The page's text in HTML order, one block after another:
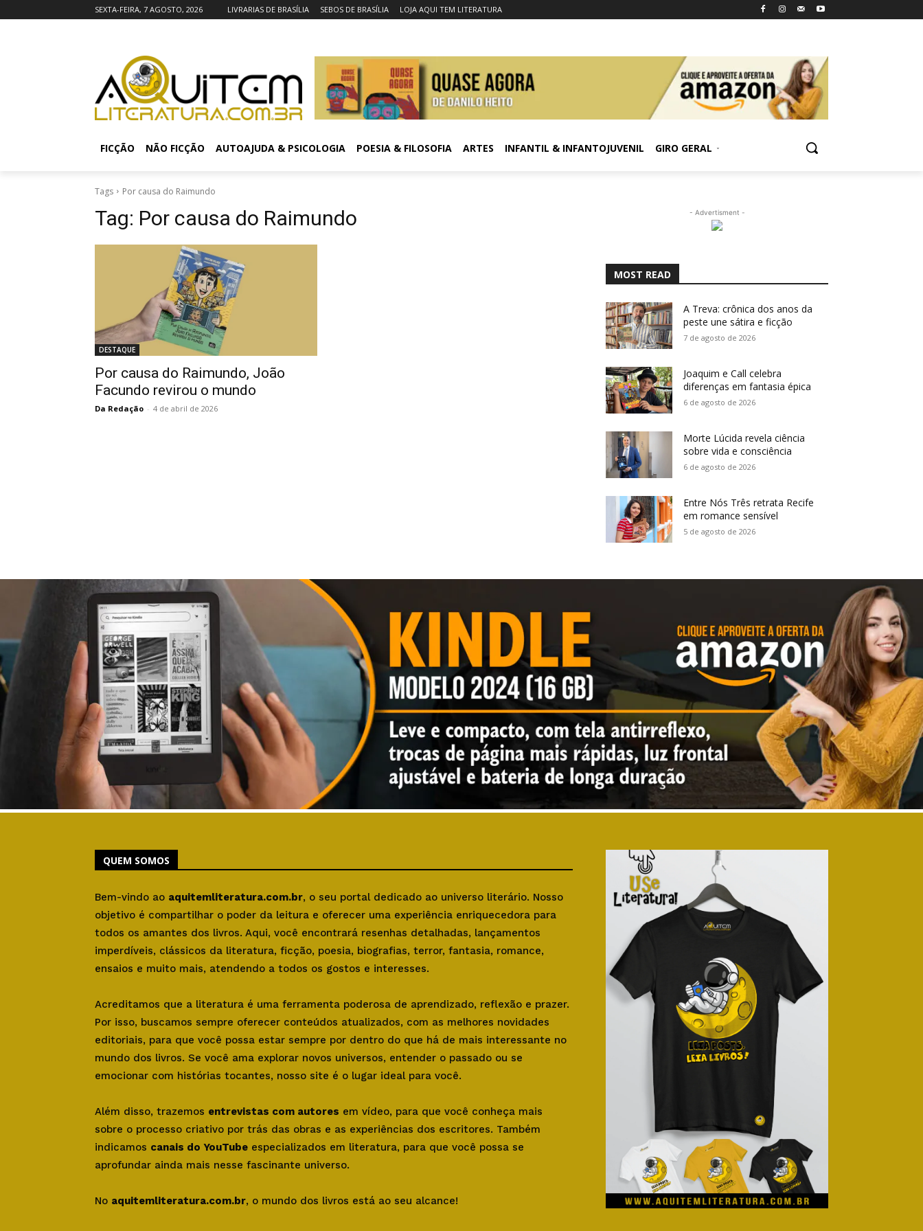
SEXTA-FEIRA, 7 AGOSTO, 2026 LIVRARIAS DE BRASÍLIA SEBOS DE BRASÍLIA LOJA AQUI TEM LITERATURA
FICÇÃO NÃO FICÇÃO AUTOAJUDA & PSICOLOGIA POESIA & FILOSOFIA ARTES INFANTIL & INFANTOJUVENIL GIRO GERAL
Tags Por causa do Raimundo
Tag: Por causa do Raimundo
DESTAQUE
Por causa do Raimundo, João
Facundo revirou o mundo
Da Redação - 4 de abril de 2026
- Advertisment -
MOST READ
A Treva: crônica dos anos da
peste une sátira e ficção
7 de agosto de 2026
Joaquim e Call celebra
diferenças em fantasia épica
6 de agosto de 2026
Morte Lúcida revela ciência
sobre vida e consciência
6 de agosto de 2026
Entre Nós Três retrata Recife
em romance sensível
5 de agosto de 2026
QUEM SOMOS
Bem-vindo ao aquitemliteratura.com.br, o seu portal dedicado ao universo literário. Nosso
objetivo é compartilhar o poder da leitura e oferecer uma experiência enriquecedora para
todos os amantes dos livros. Aqui, você encontrará resenhas detalhadas, lançamentos
imperdíveis, clássicos da literatura, ficção, poesia, biografias, terror, fantasia, romance,
ensaios e muito mais, atendendo a todos os gostos e interesses.
Acreditamos que a literatura é uma ferramenta poderosa de aprendizado, reflexão e prazer.
Por isso, buscamos sempre oferecer conteúdos atualizados, com as melhores novidades
editoriais, para que você possa estar sempre por dentro do que há de mais interessante no
mundo dos livros. Se você ama explorar novos universos, entender o passado ou se
emocionar com histórias tocantes, nosso site é o lugar ideal para você.
Além disso, trazemos entrevistas com autores em vídeo, para que você conheça mais
sobre o processo criativo por trás das obras e as experiências dos escritores. Também
indicamos canais do YouTube especializados em literatura, para que você possa se
aprofundar ainda mais nesse fascinante universo.
No aquitemliteratura.com.br, o mundo dos livros está ao seu alcance!